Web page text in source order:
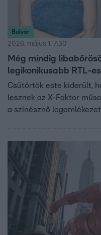
Bulvár
2026. május 1. 7:30
Még mindig
legikonikusabb RTL-
Csütörtök este kiderült,
lesznek az X-Faktor
a színésznő